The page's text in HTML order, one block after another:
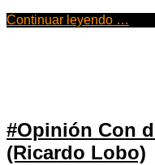
Continuar leyendo …
#Opinión Con
(Ricardo Lobo)